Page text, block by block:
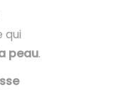
qui
peau.